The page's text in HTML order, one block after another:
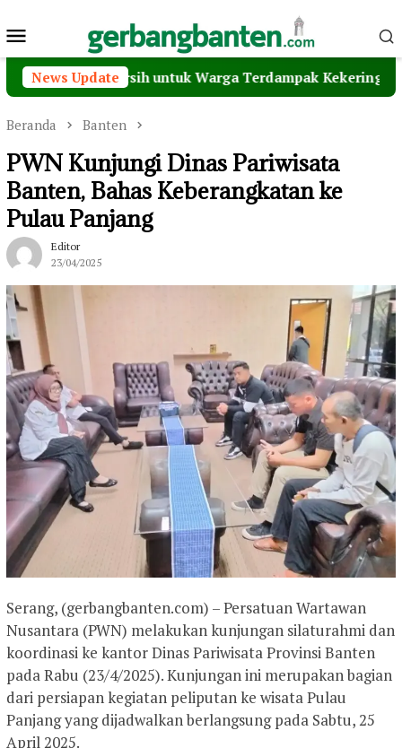
ke
Menu
Mobile
News Update
Bersih untuk Warga Terdampak Kekeringan
Beranda Banten
PWN Kunjungi Dinas Pariwisata
Banten, Bahas Keberangkatan ke
Pulau Panjang
Editor
23/04/2025
Serang, (gerbangbanten.com) – Persatuan Wartawan
Nusantara (PWN) melakukan kunjungan silaturahmi dan
koordinasi ke kantor Dinas Pariwisata Provinsi Banten
pada Rabu (23/4/2025). Kunjungan ini merupakan bagian
dari persiapan kegiatan peliputan ke wisata Pulau
Panjang yang dijadwalkan berlangsung pada Sabtu, 25
April 2025.